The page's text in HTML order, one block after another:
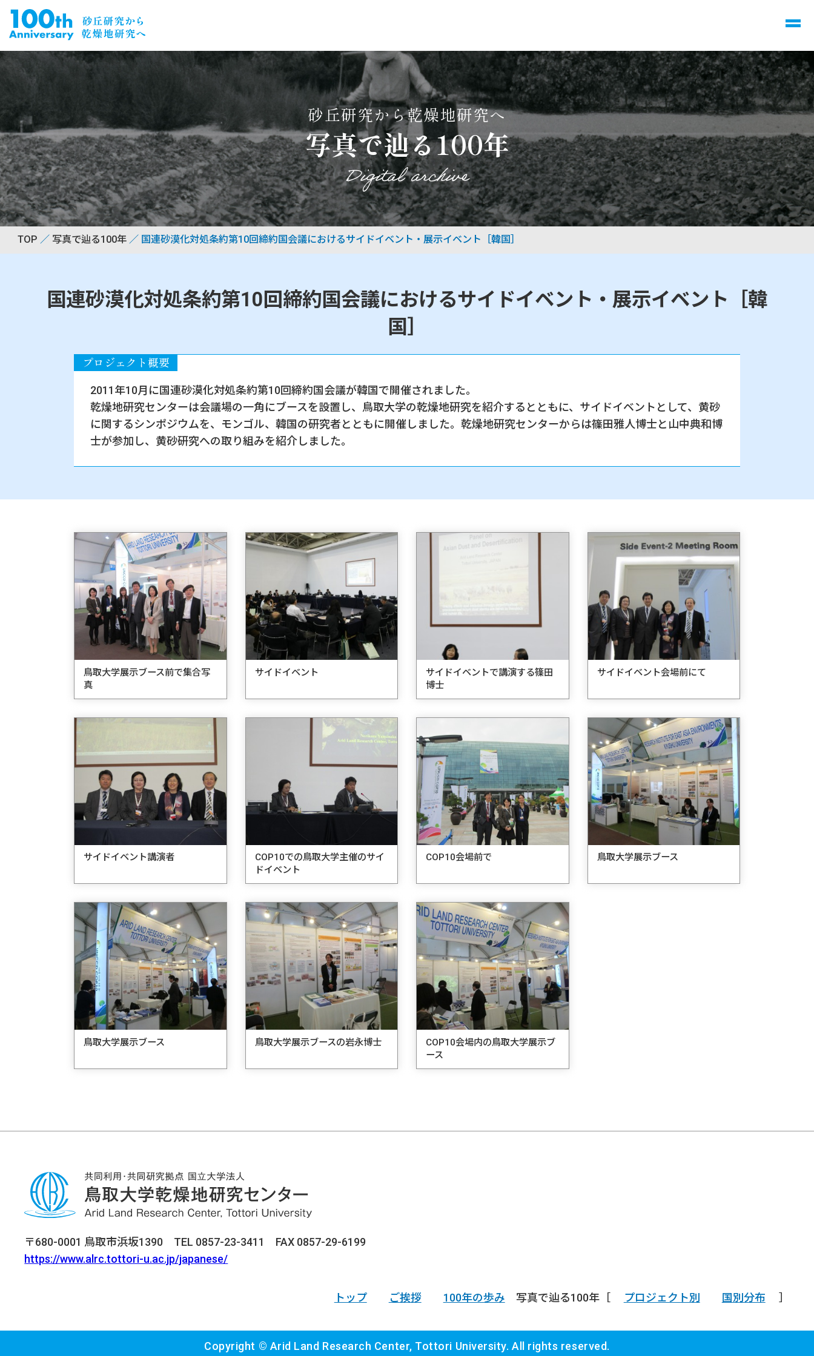
砂丘研究から乾燥地研究へ
写真で辿る100年
Digital archive
TOP 写真で辿る100年 国連砂漠化対処条約第10回締約国会議におけるサイドイベント・展示イベント［韓国］
国連砂漠化対処条約第10回締約国会議におけるサイドイベント・展示イベント［韓
国］
2011年10月に国連砂漠化対処条約第10回締約国会議が韓国で開催されました。
乾燥地研究センターは会議場の一角にブースを設置し、鳥取大学の乾燥地研究を紹介するとともに、サイドイベントとして、黄砂
に関するシンポジウムを、モンゴル、韓国の研究者とともに開催しました。乾燥地研究センターからは篠田雅人博士と山中典和博
士が参加し、黄砂研究への取り組みを紹介しました。
鳥取大学展示ブース前で集合写
真
サイドイベント
サイドイベントで講演する篠田
博士
サイドイベント会場前にて
サイドイベント講演者
COP10での鳥取大学主催のサイ
ドイベント
COP10会場前で 鳥取大学展示ブース
鳥取大学展示ブース 鳥取大学展示ブースの岩永博士
COP10会場内の鳥取大学展示ブ
ース
〒680-0001 鳥取市浜坂1390 TEL 0857-23-3411 FAX 0857-29-6199
https://www.alrc.tottori-u.ac.jp/japanese/
トップ ご挨拶 100年の歩み 写真で辿る100年［ プロジェクト別 国別分布 ］
Copyright © Arid Land Research Center, Tottori University. All rights reserved.